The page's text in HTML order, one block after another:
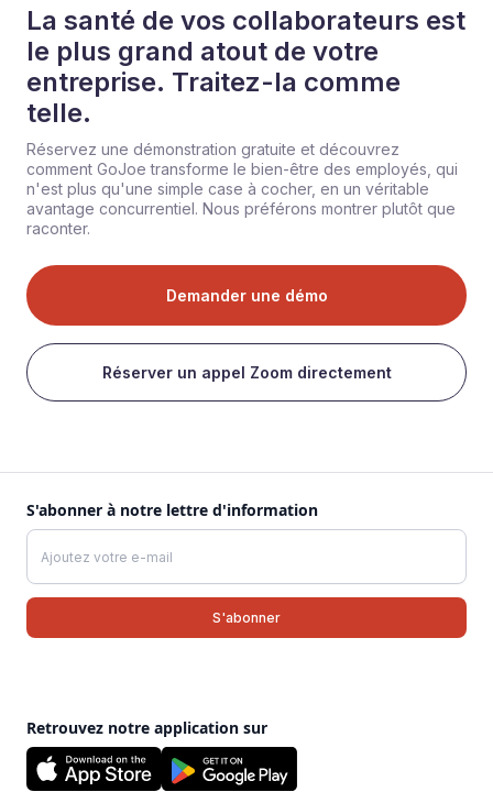
La santé de vos collaborateurs est
le plus grand atout de votre
entreprise. Traitez-la comme
telle.
Réservez une démonstration gratuite et découvrez
comment GoJoe transforme le bien-être des employés, qui
n'est plus qu'une simple case à cocher, en un véritable
avantage concurrentiel. Nous préférons montrer plutôt que
raconter.
Demander une démo
Réserver un appel Zoom directement
S'abonner à notre lettre d'information
Retrouvez notre application sur